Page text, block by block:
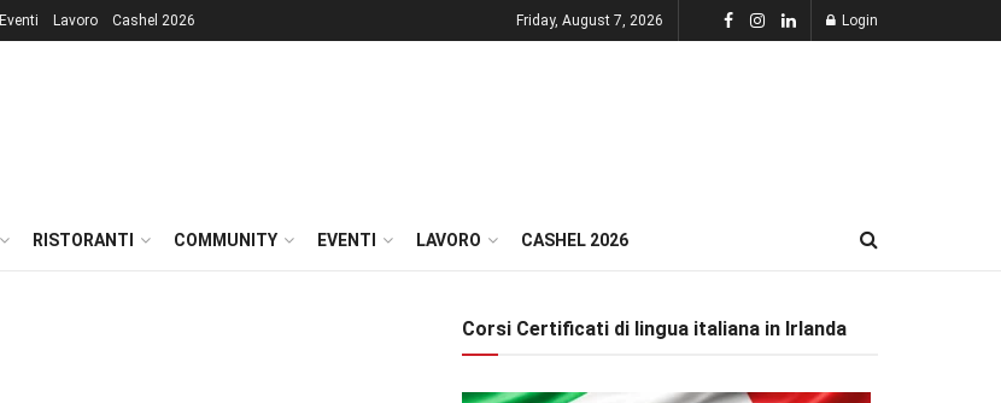
Eventi Lavoro Cashel 2026 Friday, August 7, 2026 Login
RISTORANTI COMMUNITY EVENTI LAVORO CASHEL 2026
Corsi Certificati di lingua italiana in Irlanda